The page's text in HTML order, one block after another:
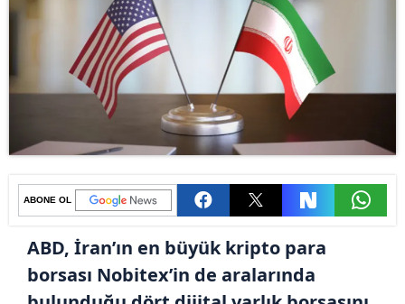
ABONE OL
ABD, İran’ın en büyük kripto para
borsası Nobitex’in de aralarında